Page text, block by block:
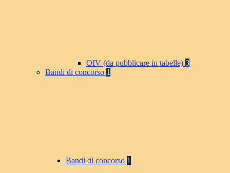
OIV (da pubblicare in tabelle) 3
Bandi di concorso 1
Bandi di concorso 1